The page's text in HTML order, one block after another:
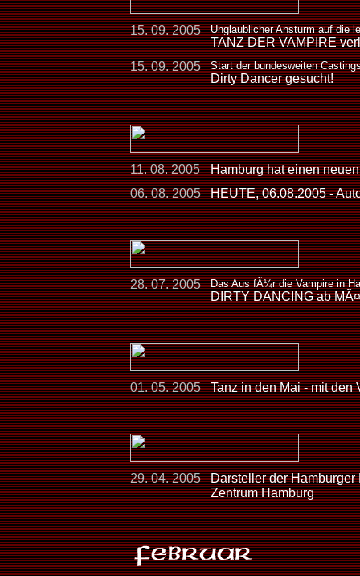
15. 09. 2005 Unglaublicher Ansturm auf die
TANZ DER VAMPIRE
15. 09. 2005
Start der bundesweiten
Dirty Dancer gesucht!
11. 08. 2005
Hamburg hat einen
06. 08. 2005
HEUTE, 06.08.2005 -
28. 07. 2005 Das Aus fÃ¼r die Vampire in
DIRTY DANCING ab
01. 05. 2005 Tanz in den Mai - mit den
29. 04. 2005
Darsteller der
Zentrum Hamburg